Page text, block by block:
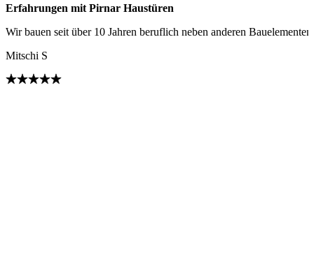
Erfahrungen mit Pirnar Haustüren
Wir bauen seit über 10 Jahren beruflich neben anderen
Mitschi S